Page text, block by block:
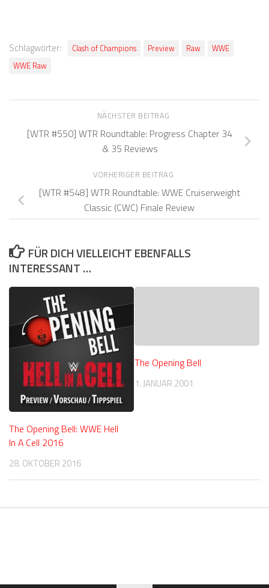
Schlagwörter: Clash of Champions Preview Raw
WWE
WWE Raw
NÄCHSTER BEITRAG
[WTR #550] WTR Roundtable: Progress Chapter 34
& 35 Reviews
VORHERIGER BEITRAG
[WTR #548] WTR Roundtable: WWE Cruiserweight
Classic (CWC) Finale Review
FÜR DICH VIELLEICHT EBENFALLS
INTERESSANT …
The Opening Bell: WWE Hell
In A Cell 2016
28. OKTOBER 2016
The Opening Bell
1. JANUAR 2001